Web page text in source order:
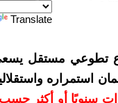
Translate
تطوعي مستقل يسعى
استمراره
بمبلغ 10 دولارات سنويًا